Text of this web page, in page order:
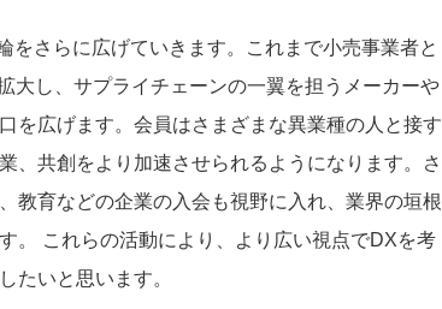
さらに広げていきます。これまで小売事業者と
大し、サプライチェーンの一翼を担うメーカーや
を広げます。会員はさまざまな異業種の人と接す
、共創をより加速させられるようになります。さ
教育などの企業の入会も視野に入れ、業界の垣根
。 これらの活動により、より広い視点でDXを考
たいと思います。